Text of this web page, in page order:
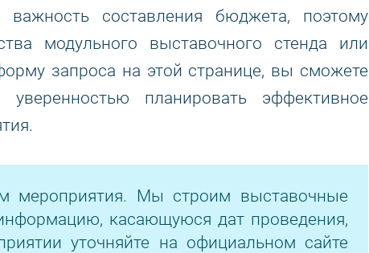
составления бюджета, поэтому
модульного выставочного стенда или
запроса на этой странице, вы сможете
планировать эффективное
мероприятия. Мы строим выставочные
касающуюся дат проведения,
уточняйте на официальном сайте